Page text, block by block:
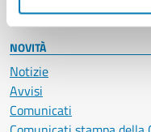
NOVITÀ
Notizie
Avvisi
Comunicati